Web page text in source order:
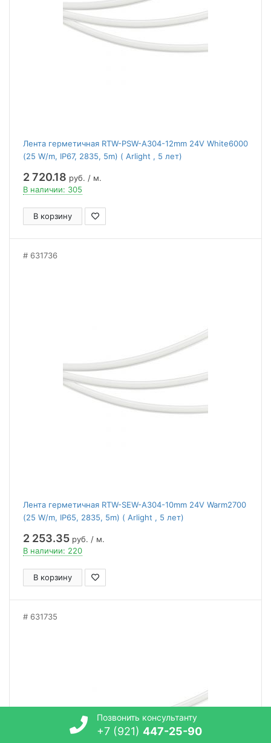
Лента герметичная RTW-PSW-A304-12mm 24V White6000
(25 W/m, IP67, 2835, 5m) ( Arlight , 5 лет)
2 720.18 руб. / м.
В наличии: 305
В корзину
631736
Лента герметичная RTW-SEW-A304-10mm 24V Warm2700
(25 W/m, IP65, 2835, 5m) ( Arlight , 5 лет)
2 253.35 руб. / м.
В наличии: 220
В корзину
631735
Позвонить консультанту
+7 (921) 447-25-90